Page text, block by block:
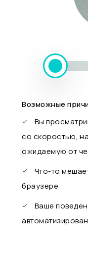
Возможные
Вы
со скоростью,
ожидаемую от
Что-то
браузере
Ваше